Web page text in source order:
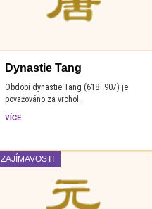
Dynastie Tang
Období dynastie Tang (618–907) je
považováno za vrchol...
VÍCE
ZAJÍMAVOSTI